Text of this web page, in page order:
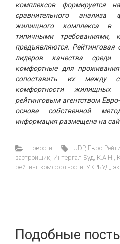
комплексов формируется
сравнительного анализа
жилищного комплекса в
типичными требованиями,
предъявляются. Рейтинговая
лидеров качества среди
комфортные для
сопоставить их между
комфортности жилищных
рейтинговым агентством
основе собственной
информация размещена на
Новости UDP, Евро-
застройщик, Интергал Буд, К.А.Н.,
рейтинг комфортности, УКРБУД,
Подобные